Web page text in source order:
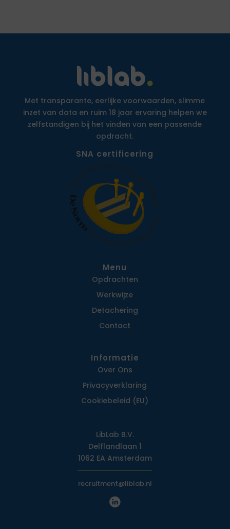
Met transparante, eerlijke voorwaarden, slimme
inzet van data en ruim 18 jaar ervaring helpen we
zelfstandigen bij het vinden van een passende
opdracht.
SNA certificering
Menu
Opdrachten
Werkwijze
Detachering
Contact
Informatie
Over Ons
Privacy­verklaring
Cookiebeleid (EU)
LibLab B.V.
Delflandlaan 1
1062 EA Amsterdam
recruitment@liblab.nl